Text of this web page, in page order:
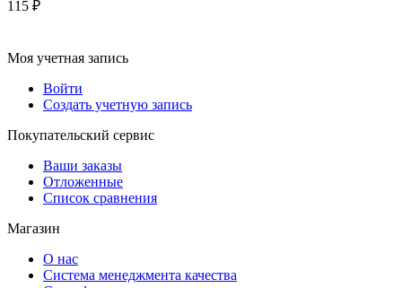
115 ₽
Моя учетная запись
Войти
Создать учетную запись
Покупательский сервис
Ваши заказы
Отложенные
Список сравнения
Магазин
О нас
Система менеджмента качества